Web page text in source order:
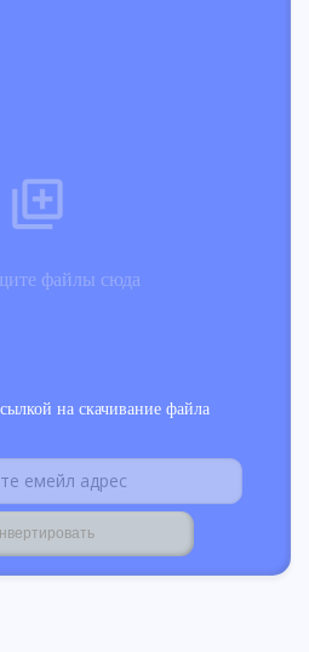
файлы сюда
на скачивание файла